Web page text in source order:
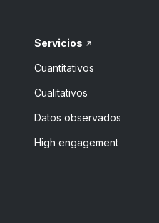
Servicios
Cuantitativos
Cualitativos
Datos observados
High engagement